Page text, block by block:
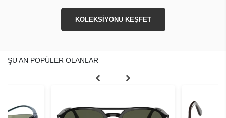
KOLEKSİYONU KEŞFET
ŞU AN POPÜLER OLANLAR